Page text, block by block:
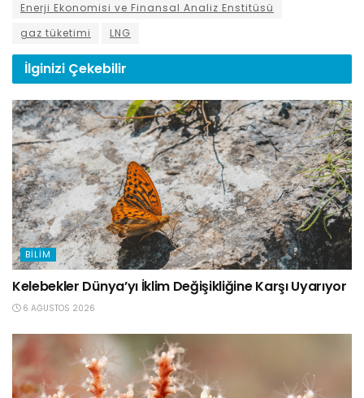
Enerji Ekonomisi ve Finansal Analiz Enstitüsü
gaz tüketimi
LNG
İlginizi Çekebilir
BILIM
Kelebekler Dünya’yı İklim Değişikliğine Karşı Uyarıyor
6 AĞUSTOS 2026